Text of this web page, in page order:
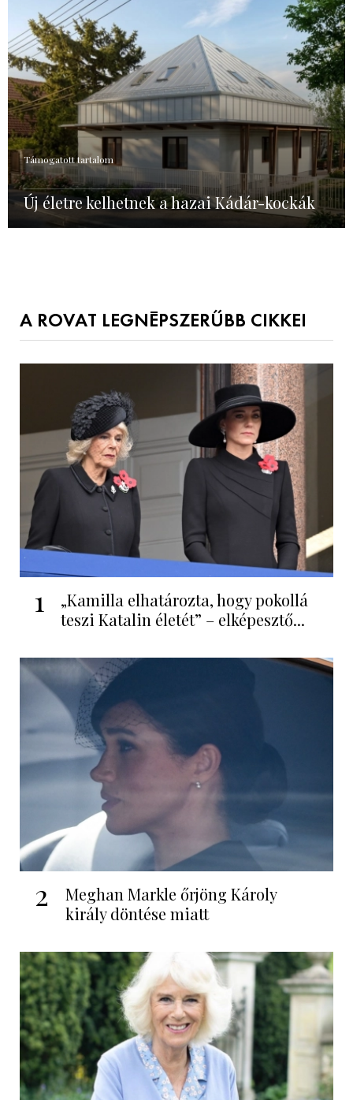
Támogatott tartalom
Új életre kelhetnek a hazai Kádár-kockák
A ROVAT LEGNÉPSZERŰBB CIKKEI
1
„Kamilla elhatározta, hogy pokollá
teszi Katalin életét” – elképesztő...
2
Meghan Markle őrjöng Károly
király döntése miatt